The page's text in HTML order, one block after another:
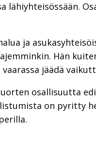
lähiyhteisössään.
ja
Hän
jäädä
osallisuutta
on pyritty